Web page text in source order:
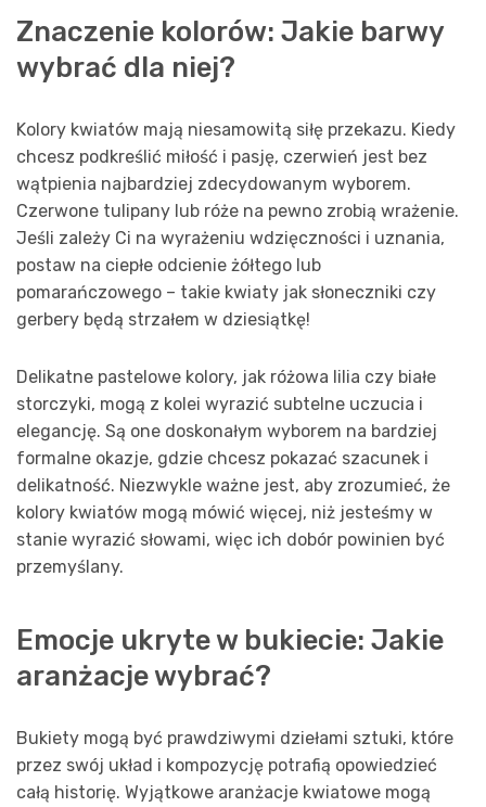
Znaczenie kolorów: Jakie barwy
wybrać dla niej?
Kolory kwiatów mają niesamowitą siłę przekazu. Kiedy
chcesz podkreślić miłość i pasję, czerwień jest bez
wątpienia najbardziej zdecydowanym wyborem.
Czerwone tulipany lub róże na pewno zrobią wrażenie.
Jeśli zależy Ci na wyrażeniu wdzięczności i uznania,
postaw na ciepłe odcienie żółtego lub
pomarańczowego – takie kwiaty jak słoneczniki czy
gerbery będą strzałem w dziesiątkę!
Delikatne pastelowe kolory, jak różowa lilia czy białe
storczyki, mogą z kolei wyrazić subtelne uczucia i
elegancję. Są one doskonałym wyborem na bardziej
formalne okazje, gdzie chcesz pokazać szacunek i
delikatność. Niezwykle ważne jest, aby zrozumieć, że
kolory kwiatów mogą mówić więcej, niż jesteśmy w
stanie wyrazić słowami, więc ich dobór powinien być
przemyślany.
Emocje ukryte w bukiecie: Jakie
aranżacje wybrać?
Bukiety mogą być prawdziwymi dziełami sztuki, które
przez swój układ i kompozycję potrafią opowiedzieć
całą historię. Wyjątkowe aranżacje kwiatowe mogą